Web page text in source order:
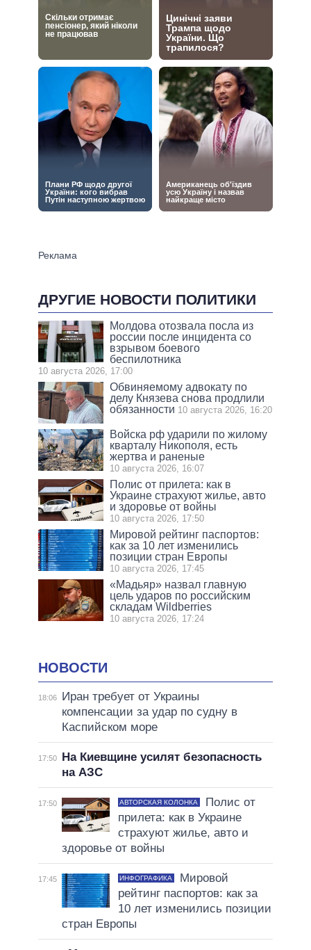
ДРУГИЕ НОВОСТИ ПОЛИТИКИ
Молдова отозвала посла из
россии после инцидента со
взрывом боевого
беспилотника
10 августа 2026, 17:00
Обвиняемому адвокату по
делу Князева снова продлили
обязанности 10 августа 2026, 16:20
Войска рф ударили по жилому
кварталу Никополя, есть
жертва и раненые
10 августа 2026, 16:07
Полис от прилета: как в
Украине страхуют жилье, авто
и здоровье от войны
10 августа 2026, 17:50
Мировой рейтинг паспортов:
как за 10 лет изменились
позиции стран Европы
10 августа 2026, 17:45
«Мадьяр» назвал главную
цель ударов по российским
складам Wildberries
10 августа 2026, 17:24
НОВОСТИ
18:06
Иран требует от Украины
компенсации за удар по судну в
Каспийском море
17:50
На Киевщине усилят безопасность
на АЗС
17:50 АВТОРСКАЯ КОЛОНКА
Полис от
прилета: как в Украине
страхуют жилье, авто и
здоровье от войны
17:45 ИНФОГРАФИКА
Мировой
рейтинг паспортов: как за
10 лет изменились позиции
стран Европы